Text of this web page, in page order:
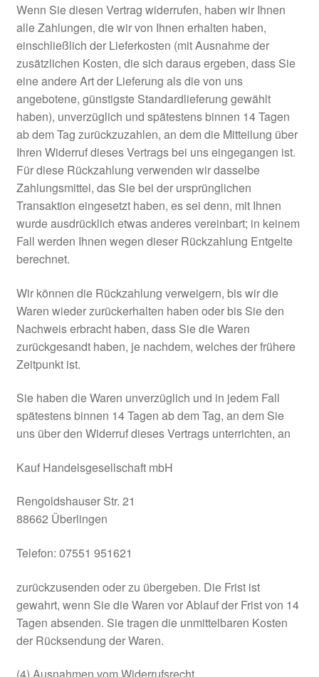
Wenn Sie diesen Vertrag widerrufen, haben wir Ihnen
alle Zahlungen, die wir von Ihnen erhalten haben,
einschließlich der Lieferkosten (mit Ausnahme der
zusätzlichen Kosten, die sich daraus ergeben, dass Sie
eine andere Art der Lieferung als die von uns
angebotene, günstigste Standardlieferung gewählt
haben), unverzüglich und spätestens binnen 14 Tagen
ab dem Tag zurückzuzahlen, an dem die Mitteilung über
Ihren Widerruf dieses Vertrags bei uns eingegangen ist.
Für diese Rückzahlung verwenden wir dasselbe
Zahlungsmittel, das Sie bei der ursprünglichen
Transaktion eingesetzt haben, es sei denn, mit Ihnen
wurde ausdrücklich etwas anderes vereinbart; in keinem
Fall werden Ihnen wegen dieser Rückzahlung Entgelte
berechnet.
Wir können die Rückzahlung verweigern, bis wir die
Waren wieder zurückerhalten haben oder bis Sie den
Nachweis erbracht haben, dass Sie die Waren
zurückgesandt haben, je nachdem, welches der frühere
Zeitpunkt ist.
Sie haben die Waren unverzüglich und in jedem Fall
spätestens binnen 14 Tagen ab dem Tag, an dem Sie
uns über den Widerruf dieses Vertrags unterrichten, an
Kauf Handelsgesellschaft mbH
Rengoldshauser Str. 21
88662 Überlingen
Telefon: 07551 951621
zurückzusenden oder zu übergeben. Die Frist ist
gewahrt, wenn Sie die Waren vor Ablauf der Frist von 14
Tagen absenden. Sie tragen die unmittelbaren Kosten
der Rücksendung der Waren.